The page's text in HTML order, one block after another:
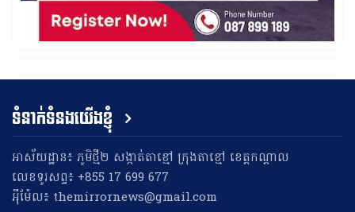
ទំនាក់ទំនងយើងខ្ញុំ
អាស័យដ្ឋាន៖ ភូមិថ្មី២ សង្កាត់តាខ្មៅ ក្រុងតាខ្មៅ ខេត្តកណ្តាល
លេខទូរសព្ទ៖ +855 17 699 677
អុីម៉ែល៖ themirrornews@gmail.com